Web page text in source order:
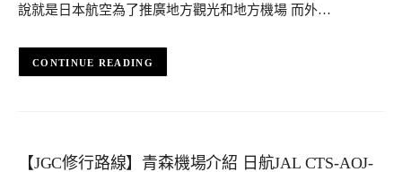
說就是日本航空為了推廣地方觀光和地方機場 而外…
CONTINUE READING
【JGC修行路線】青森機場介紹 日航JAL CTS-AOJ-